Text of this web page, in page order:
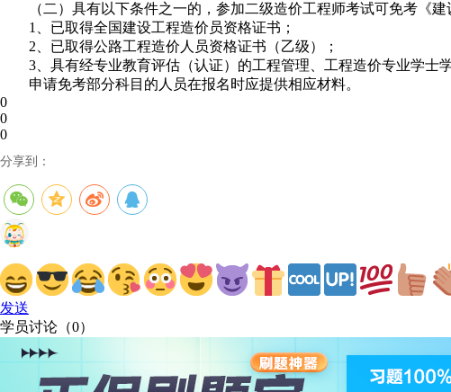
（二）具有以下条件之一的，参加二级造价工程师考试可免考《
1、已取得全国建设工程造价员资格证书；
2、已取得公路工程造价人员资格证书（乙级）；
3、具有经专业教育评估（认证）的工程管理、工程造价专业学士
申请免考部分科目的人员在报名时应提供相应材料。
0
0
0
分享到：
发送
学员讨论（0）